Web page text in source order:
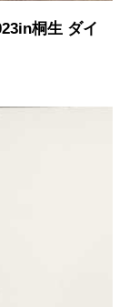
桐生 ダイ